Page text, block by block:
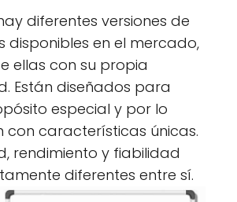
diferentes versiones de
disponibles en el mercado,
ellas con su propia
Están diseñados para
especial y por lo
con características únicas.
rendimiento y fiabilidad
diferentes entre sí.